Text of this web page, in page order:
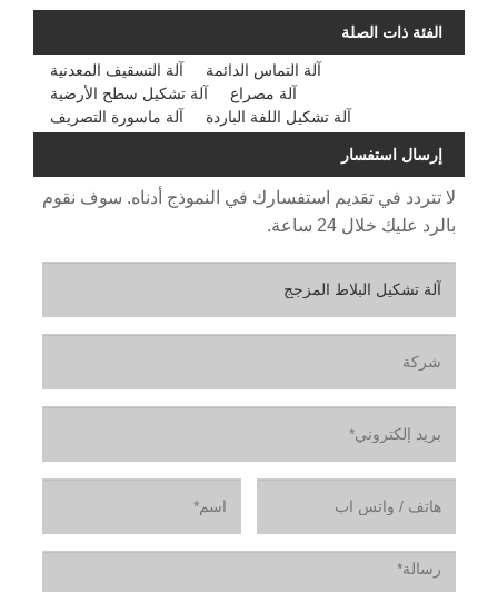
الفئة ذات الصلة
آلة التسقيف المعدنية
آلة التماس الدائمة
آلة تشكيل سطح الأرضية
آلة مصراع
آلة ماسورة التصريف
آلة تشكيل اللفة الباردة
إرسال استفسار
لا تتردد في تقديم استفسارك في النموذج أدناه. سوف نقوم
بالرد عليك خلال 24 ساعة.